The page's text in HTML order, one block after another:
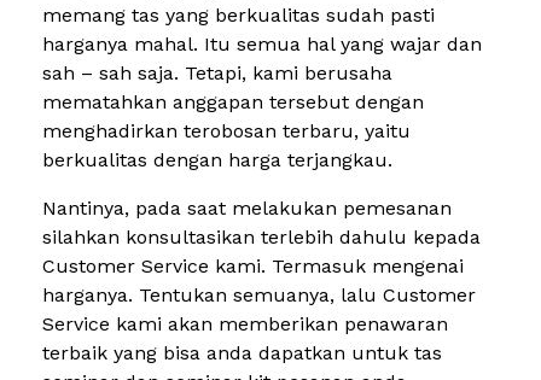
memang tas yang berkualitas sudah pasti
harganya mahal. Itu semua hal yang wajar dan
sah – sah saja. Tetapi, kami berusaha
mematahkan anggapan tersebut dengan
menghadirkan terobosan terbaru, yaitu
berkualitas dengan harga terjangkau.
Nantinya, pada saat melakukan pemesanan
silahkan konsultasikan terlebih dahulu kepada
Customer Service kami. Termasuk mengenai
harganya. Tentukan semuanya, lalu Customer
Service kami akan memberikan penawaran
terbaik yang bisa anda dapatkan untuk tas